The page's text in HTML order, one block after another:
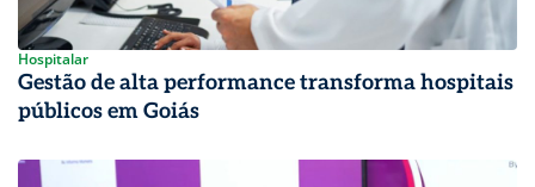
Hospitalar
Gestão de alta performance transforma hospitais
públicos em Goiás